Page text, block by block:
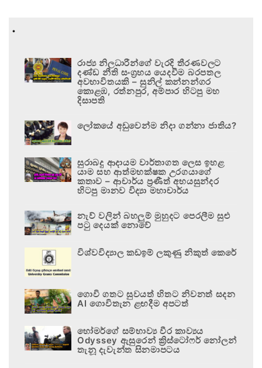
.
රාජ්‍ය නිලධාරීන්ගේ වැරදි තීරණවලට
දණ්ඩ නීති සංග්‍රහය යෙදවීම බරපතල
අවභාවිතයකි – සුනිල් කන්නන්ගර
කොළඹ, රත්නපුර, අම්පාර හිටපු මහ
දිසාපති
ලෝකයේ අඩුවෙන්ම නිදා ගන්නා ජාතිය?
සුරාබදු ආදායම වාර්තාගත ලෙස ඉහළ
යාම සහ ආත්මභක්ෂක උරගයාගේ
කතාව – ආචාර්ය ප්‍රණීත් අභයසුන්දර
හිටපු මානව විද්‍යා මහාචාර්ය
නැව් වලින් බහලුම් මුහුදට පෙරලීම සුළු
පටු දෙයක් නොවේ
විශ්වවිද්‍යාල කඩඉම් ලකුණු නිකුත් කෙරේ
ගොවි ගතට සුවයත් හිතට නිවනත් සදන
AI ගොවිතැන ළඟදීම අපටත්
හෝමර්ගේ සම්භාව්‍ය වීර කාව්‍යය
Odyssey ඇසුරෙන් ක්‍රිස්ටෝෆර් නෝලන්
තැනූ දැවැන්ත සිනමාපටය